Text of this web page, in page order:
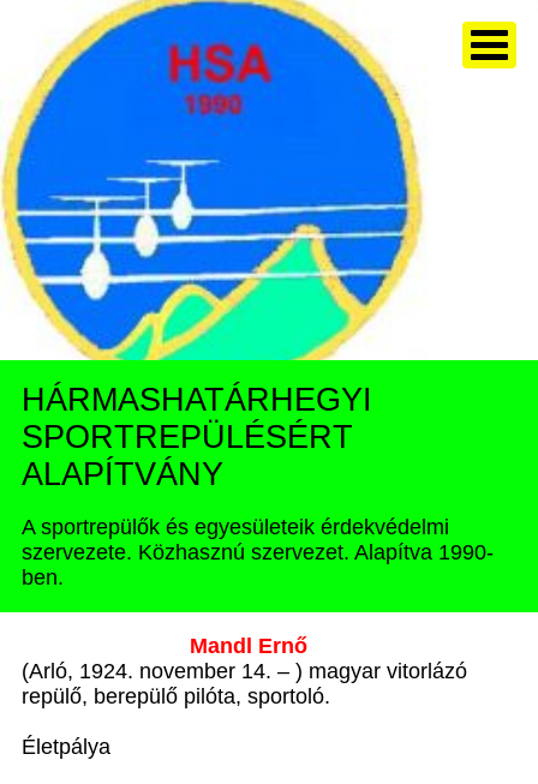
HÁRMASHATÁRHEGYI
SPORTREPÜLÉSÉRT
ALAPÍTVÁNY
A sportrepülők és egyesületeik érdekvédelmi
szervezete. Közhasznú szervezet. Alapítva 1990-
ben.
Mandl Ernő
(Arló, 1924. november 14. – ) magyar vitorlázó
repülő, berepülő pilóta, sportoló.
Életpálya